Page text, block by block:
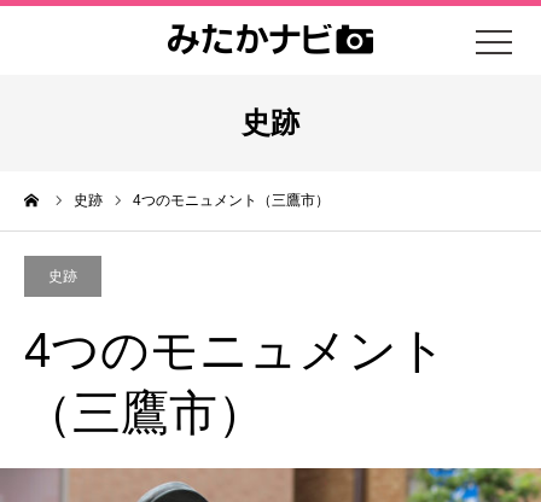
史跡
史跡 4つのモニュメント（三鷹市）
史跡
4つのモニュメント
（三鷹市）